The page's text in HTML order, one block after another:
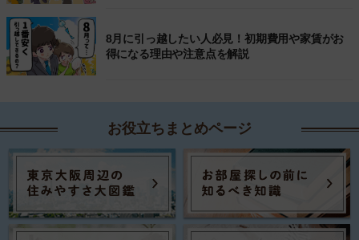
8月に引っ越したい人必見！初期費用や家賃がお
得になる理由や注意点を解説
お役立ちまとめページ